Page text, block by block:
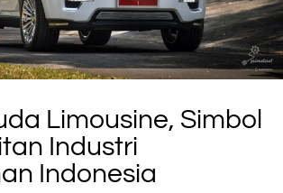
Limousine, Simbol
Industri
Indonesia